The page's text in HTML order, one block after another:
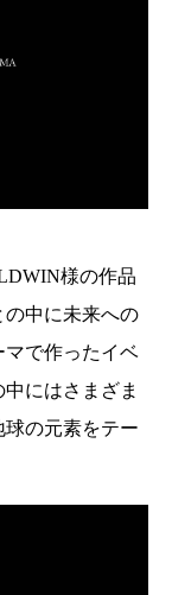
様の作品
の中に未来への
マで作ったイベ
にはさまざま
の元素をテー